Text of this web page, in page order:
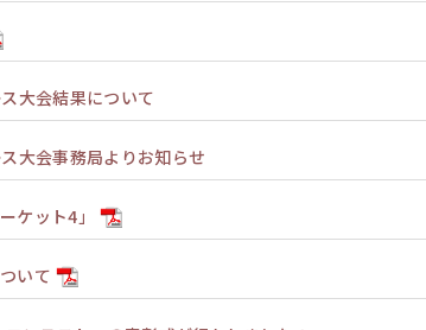
大会結果について
大会事務局よりお知らせ
ケット4」
いて